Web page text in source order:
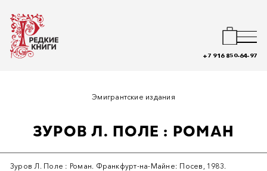
+7 916 850-64-97
Эмигрантские издания
ЗУРОВ Л. ПОЛЕ : РОМАН
Зуров Л. Поле : Роман. Франкфурт-на-Майне: Посев, 1983.